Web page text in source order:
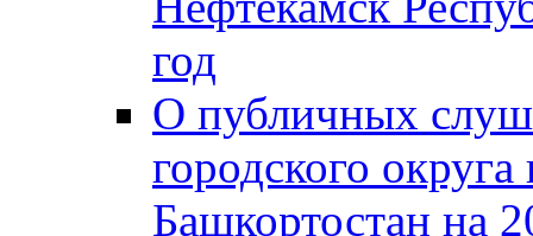
год
О публичных
городского
Башкортостан на